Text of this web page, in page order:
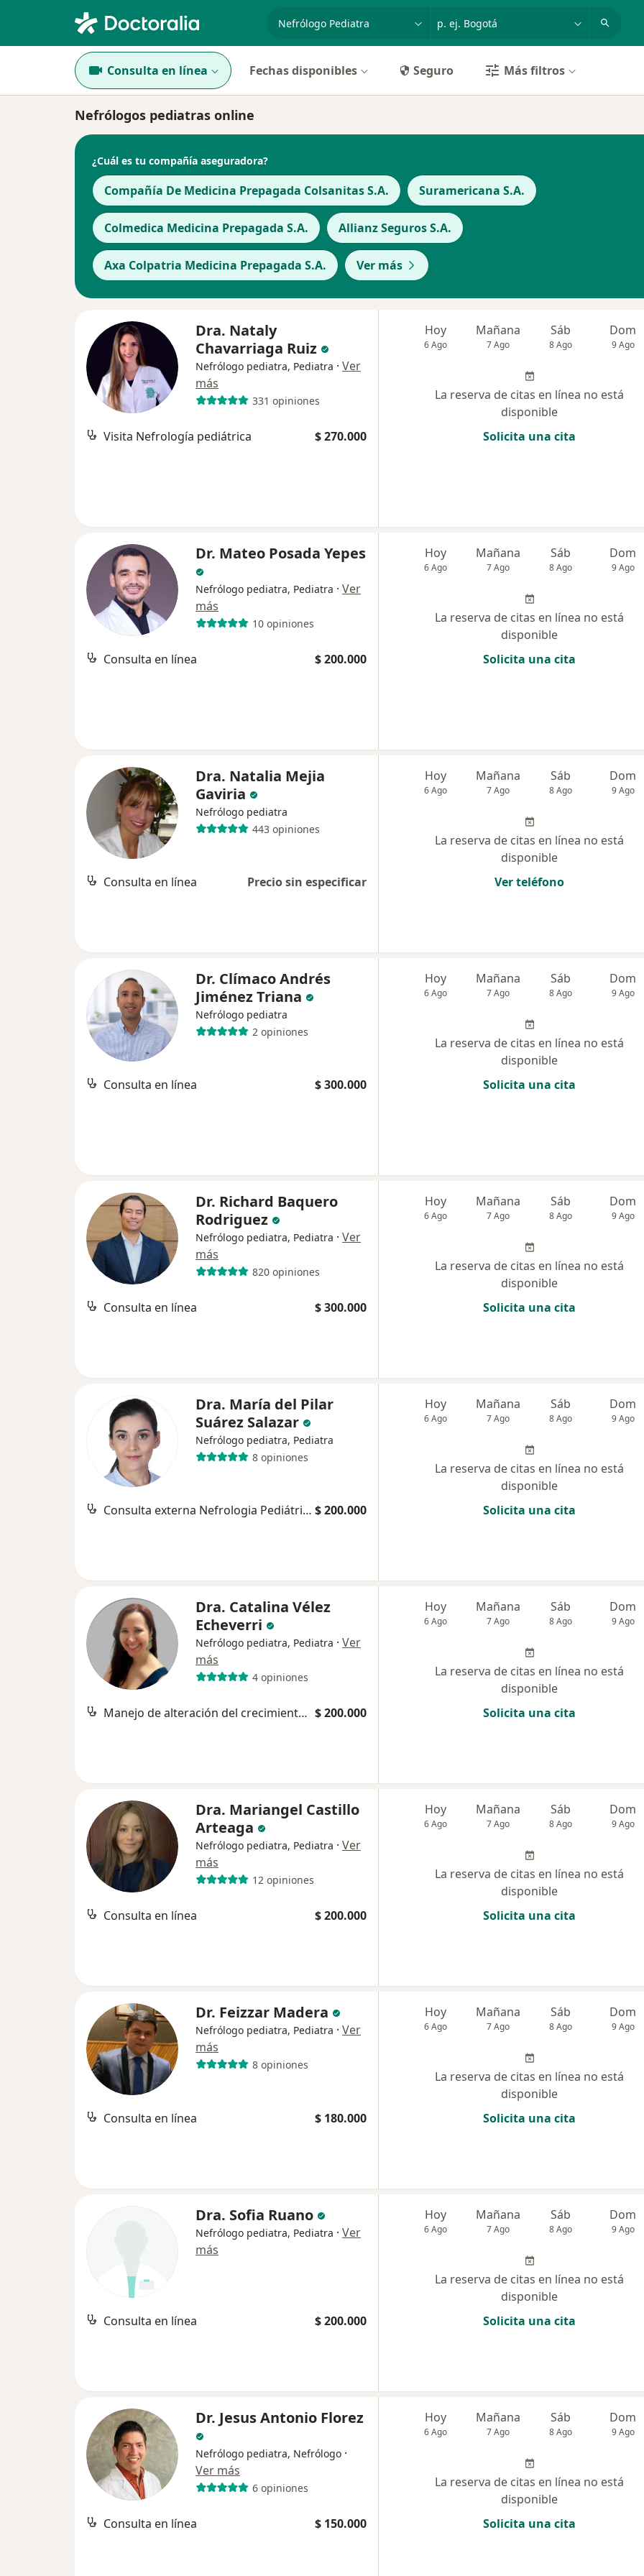
especialidad, enfermedad o nombrep. ej. Bogotá
Consulta en línea Fechas disponibles Seguro Más filtros
Nefrólogos pediatras online
¿Cuál es tu compañía aseguradora?
Compañía De Medicina Prepagada Colsanitas S.A. Suramericana S.A.
Colmedica Medicina Prepagada S.A. Allianz Seguros S.A.
Axa Colpatria Medicina Prepagada S.A. Ver más
Dra. Nataly
Chavarriaga Ruiz
Nefrólogo pediatra, Pediatra · Ver
más
331 opiniones
Visita Nefrología pediátrica $ 270.000
Hoy
6 Ago
Mañana
7 Ago
Sáb
8 Ago
Dom
9 Ago
La reserva de citas en línea no está
disponible
Solicita una cita
Dr. Mateo Posada Yepes
Nefrólogo pediatra, Pediatra · Ver
más
10 opiniones
Consulta en línea $ 200.000
Hoy
6 Ago
Mañana
7 Ago
Sáb
8 Ago
Dom
9 Ago
La reserva de citas en línea no está
disponible
Solicita una cita
Dra. Natalia Mejia
Gaviria
Nefrólogo pediatra
443 opiniones
Consulta en línea Precio sin especificar
Hoy
6 Ago
Mañana
7 Ago
Sáb
8 Ago
Dom
9 Ago
La reserva de citas en línea no está
disponible
Ver teléfono
Dr. Clímaco Andrés
Jiménez Triana
Nefrólogo pediatra
2 opiniones
Consulta en línea $ 300.000
Hoy
6 Ago
Mañana
7 Ago
Sáb
8 Ago
Dom
9 Ago
La reserva de citas en línea no está
disponible
Solicita una cita
Dr. Richard Baquero
Rodriguez
Nefrólogo pediatra, Pediatra · Ver
más
820 opiniones
Consulta en línea $ 300.000
Hoy
6 Ago
Mañana
7 Ago
Sáb
8 Ago
Dom
9 Ago
La reserva de citas en línea no está
disponible
Solicita una cita
Dra. María del Pilar
Suárez Salazar
Nefrólogo pediatra, Pediatra
8 opiniones
Consulta externa Nefrologia Pediátrica $ 200.000
Hoy
6 Ago
Mañana
7 Ago
Sáb
8 Ago
Dom
9 Ago
La reserva de citas en línea no está
disponible
Solicita una cita
Dra. Catalina Vélez
Echeverri
Nefrólogo pediatra, Pediatra · Ver
más
4 opiniones
Manejo de alteración del crecimiento asociado a acidosis tubular $ 200.000
Hoy
6 Ago
Mañana
7 Ago
Sáb
8 Ago
Dom
9 Ago
La reserva de citas en línea no está
disponible
Solicita una cita
Dra. Mariangel Castillo
Arteaga
Nefrólogo pediatra, Pediatra · Ver
más
12 opiniones
Consulta en línea $ 200.000
Hoy
6 Ago
Mañana
7 Ago
Sáb
8 Ago
Dom
9 Ago
La reserva de citas en línea no está
disponible
Solicita una cita
Dr. Feizzar Madera
Nefrólogo pediatra, Pediatra · Ver
más
8 opiniones
Consulta en línea $ 180.000
Hoy
6 Ago
Mañana
7 Ago
Sáb
8 Ago
Dom
9 Ago
La reserva de citas en línea no está
disponible
Solicita una cita
Dra. Sofia Ruano
Nefrólogo pediatra, Pediatra · Ver
más
Consulta en línea $ 200.000
Hoy
6 Ago
Mañana
7 Ago
Sáb
8 Ago
Dom
9 Ago
La reserva de citas en línea no está
disponible
Solicita una cita
Dr. Jesus Antonio Florez
Nefrólogo pediatra, Nefrólogo ·
Ver más
6 opiniones
Consulta en línea $ 150.000
Hoy
6 Ago
Mañana
7 Ago
Sáb
8 Ago
Dom
9 Ago
La reserva de citas en línea no está
disponible
Solicita una cita